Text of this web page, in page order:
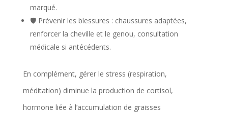
marqué.
🛡️ Prévenir les blessures : chaussures adaptées,
renforcer la cheville et le genou, consultation
médicale si antécédents.
En complément, gérer le stress (respiration,
méditation) diminue la production de cortisol,
hormone liée à l’accumulation de graisses